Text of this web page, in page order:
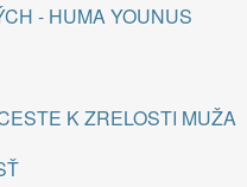
- HUMA YOUNUS
K ZRELOSTI MUŽA